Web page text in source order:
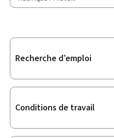
Sous-
Recherche d’emploi
Conditions de travail